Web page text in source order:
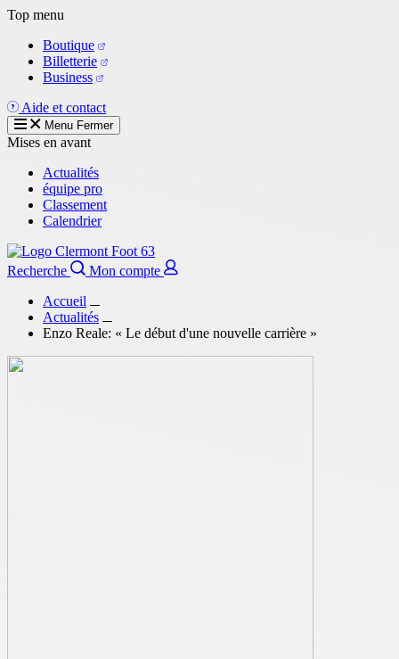
Aller
contenu
principal
Top menu
Boutique
Billetterie
Business
Aide et contact
Menu Fermer
Mises en avant
Actualités
équipe pro
Classement
Calendrier
Recherche
Mon compte
Accueil
Actualités
Enzo Reale: « Le début d'une nouvelle carrière »